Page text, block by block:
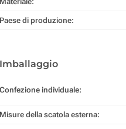
Paese di produzione:
Imballaggio
Confezione individuale:
Misure della scatola esterna: